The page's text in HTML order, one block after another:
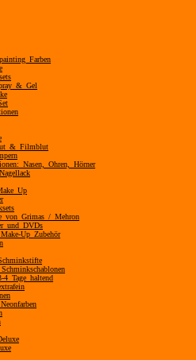
_Mehron
Up_Zubehör
4_Tage_haltend